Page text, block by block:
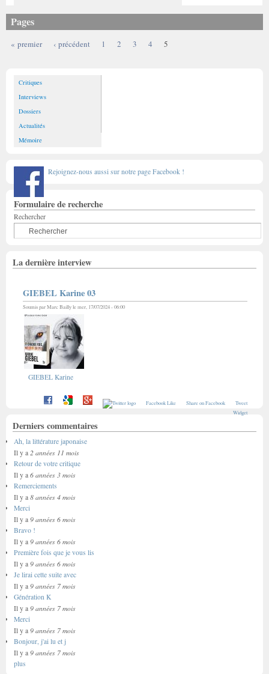
Pages
« premier ‹ précédent 1 2 3 4 5
Critiques
Interviews
Dossiers
Actualités
Mémoire
Rejoignez-nous aussi sur notre page Facebook !
Formulaire de recherche
Rechercher
La dernière interview
GIEBEL Karine 03
Soumis parMarc Baillyle mer, 17/07/2024 - 06:00
GIEBEL Karine
Facebook Like Share on Facebook
Tweet
Widget
Derniers commentaires
Ah, la littérature japonaise
Il y a 2 années 11 mois
Retour de votre critique
Il y a 6 années 3 mois
Remerciements
Il y a 8 années 4 mois
Merci
Il y a 9 années 6 mois
Bravo !
Il y a 9 années 6 mois
Première fois que je vous lis
Il y a 9 années 6 mois
Je lirai cette suite avec
Il y a 9 années 7 mois
Génération K
Il y a 9 années 7 mois
Merci
Il y a 9 années 7 mois
Bonjour, j'ai lu et j
Il y a 9 années 7 mois
plus